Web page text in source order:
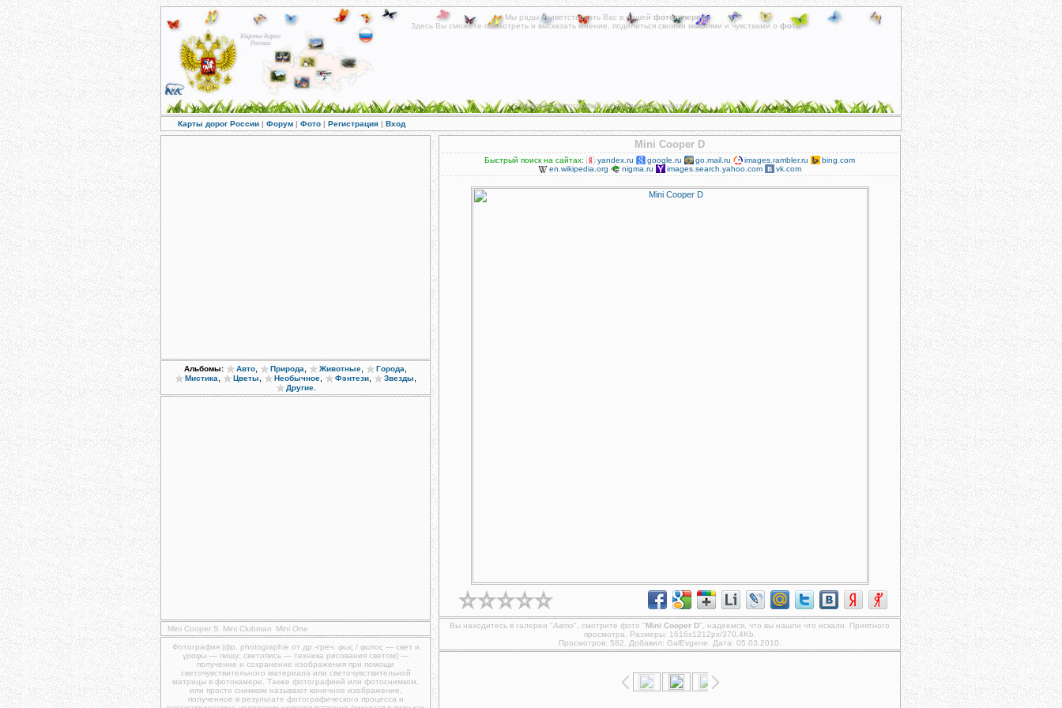
Мы рады приветствовать Вас в нашей фотогалереи!
Здесь Вы сможете посмотреть и высказать мнение, поделиться своими мыслями и чувствами о фото.
Альбомы фотографий на различные тематики.
Карты дорог России | Форум | Фото | Регистрация | Вход
Альбомы: Авто Природа Животные Города
Мистика Цветы Необычное Фэнтези Звезды
Другие.
Mini Cooper S Mini Clubman Mini One
Фотография (фр. photographie от др.-греч. φως / φωτος — свет и
γραφω — пишу; светопись — техника рисования светом) —
получение и сохранение изображения при помощи
светочувствительного материала или светочувствительной
матрицы в фотокамере. Также фотографией или фотоснимком,
или просто снимком называют конечное изображение,
полученное в результате фотографического процесса и
Mini Cooper D
Быстрый поиск на сайтах: yandex.ru google.ru go.mail.ru images.rambler.ru
bing.com
en.wikipedia.org
nigma.ru images.search.yahoo.com vk.com
Вы находитесь в галереи "Авто", смотрите фото "Mini Cooper D", надеемся, что вы нашли что искали. Приятного
просмотра. Размеры: 1616x1212px/370.4Kb.
Просмотров: 582. Добавил: GalEvgene . Дата: 05.03.2010.